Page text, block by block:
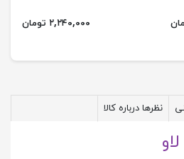
۲,۲۴۰,۰۰۰ تومان
نظرها درباره کالا